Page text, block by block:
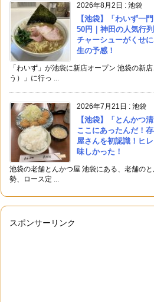
2026年8月2日 : 池袋
【池袋】「わいず一
50円｜神田の人気行
チャーシューがくせ
生の予感！
「わいず」が池袋に新店オープン 池袋の新
う）」に行っ ...
2026年7月21日 : 池袋
【池袋】「とんかつ
ここにあったんだ！
屋さんを初認識！ヒ
味しかった！
池袋の老舗とんかつ屋 池袋にある、老舗の
勢、ロース定 ...
スポンサーリンク